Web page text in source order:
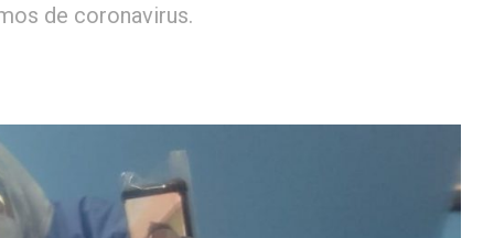
de coronavirus.